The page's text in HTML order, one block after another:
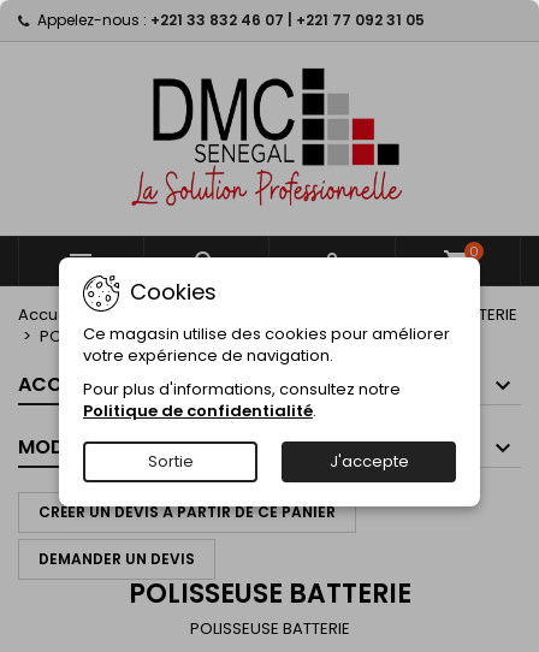
Appelez-nous : +221 33 832 46 07 | +221 77 092 31 05
   shopping_cart0
Accueil ELECTROPORTATIFS
DECOUPE-PONCAGE A BATTERIE
POLISSEUSE BATTERIE
ACCUEIL
MODES DE PAIEMENT
CRÉER UN DEVIS À PARTIR DE CE PANIER
DEMANDER UN DEVIS
POLISSEUSE BATTERIE
POLISSEUSE BATTERIE
My wishlists ×
Create new list
((modalTitle)) ×
((confirmMessage))
((cancelText)) ((modalDeleteText))
Créer une liste d'envies ×
Nom de la liste d'envies
Annuler Créer une liste d'envies
Connexion ×
Vous devez être connecté pour ajouter des produits
à votre liste d'envies.
Annuler Connexion
Cookies
Ce magasin utilise des cookies pour améliorer
votre expérience de navigation.
Pour plus d'informations, consultez notre
Politique de confidentialité.
Sortie J'accepte